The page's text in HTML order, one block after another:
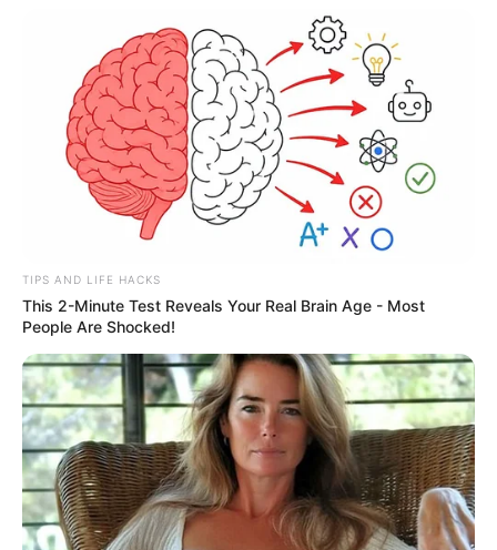
TIPS AND LIFE HACKS
This 2-Minute Test Reveals Your Real Brain Age - Most
People Are Shocked!